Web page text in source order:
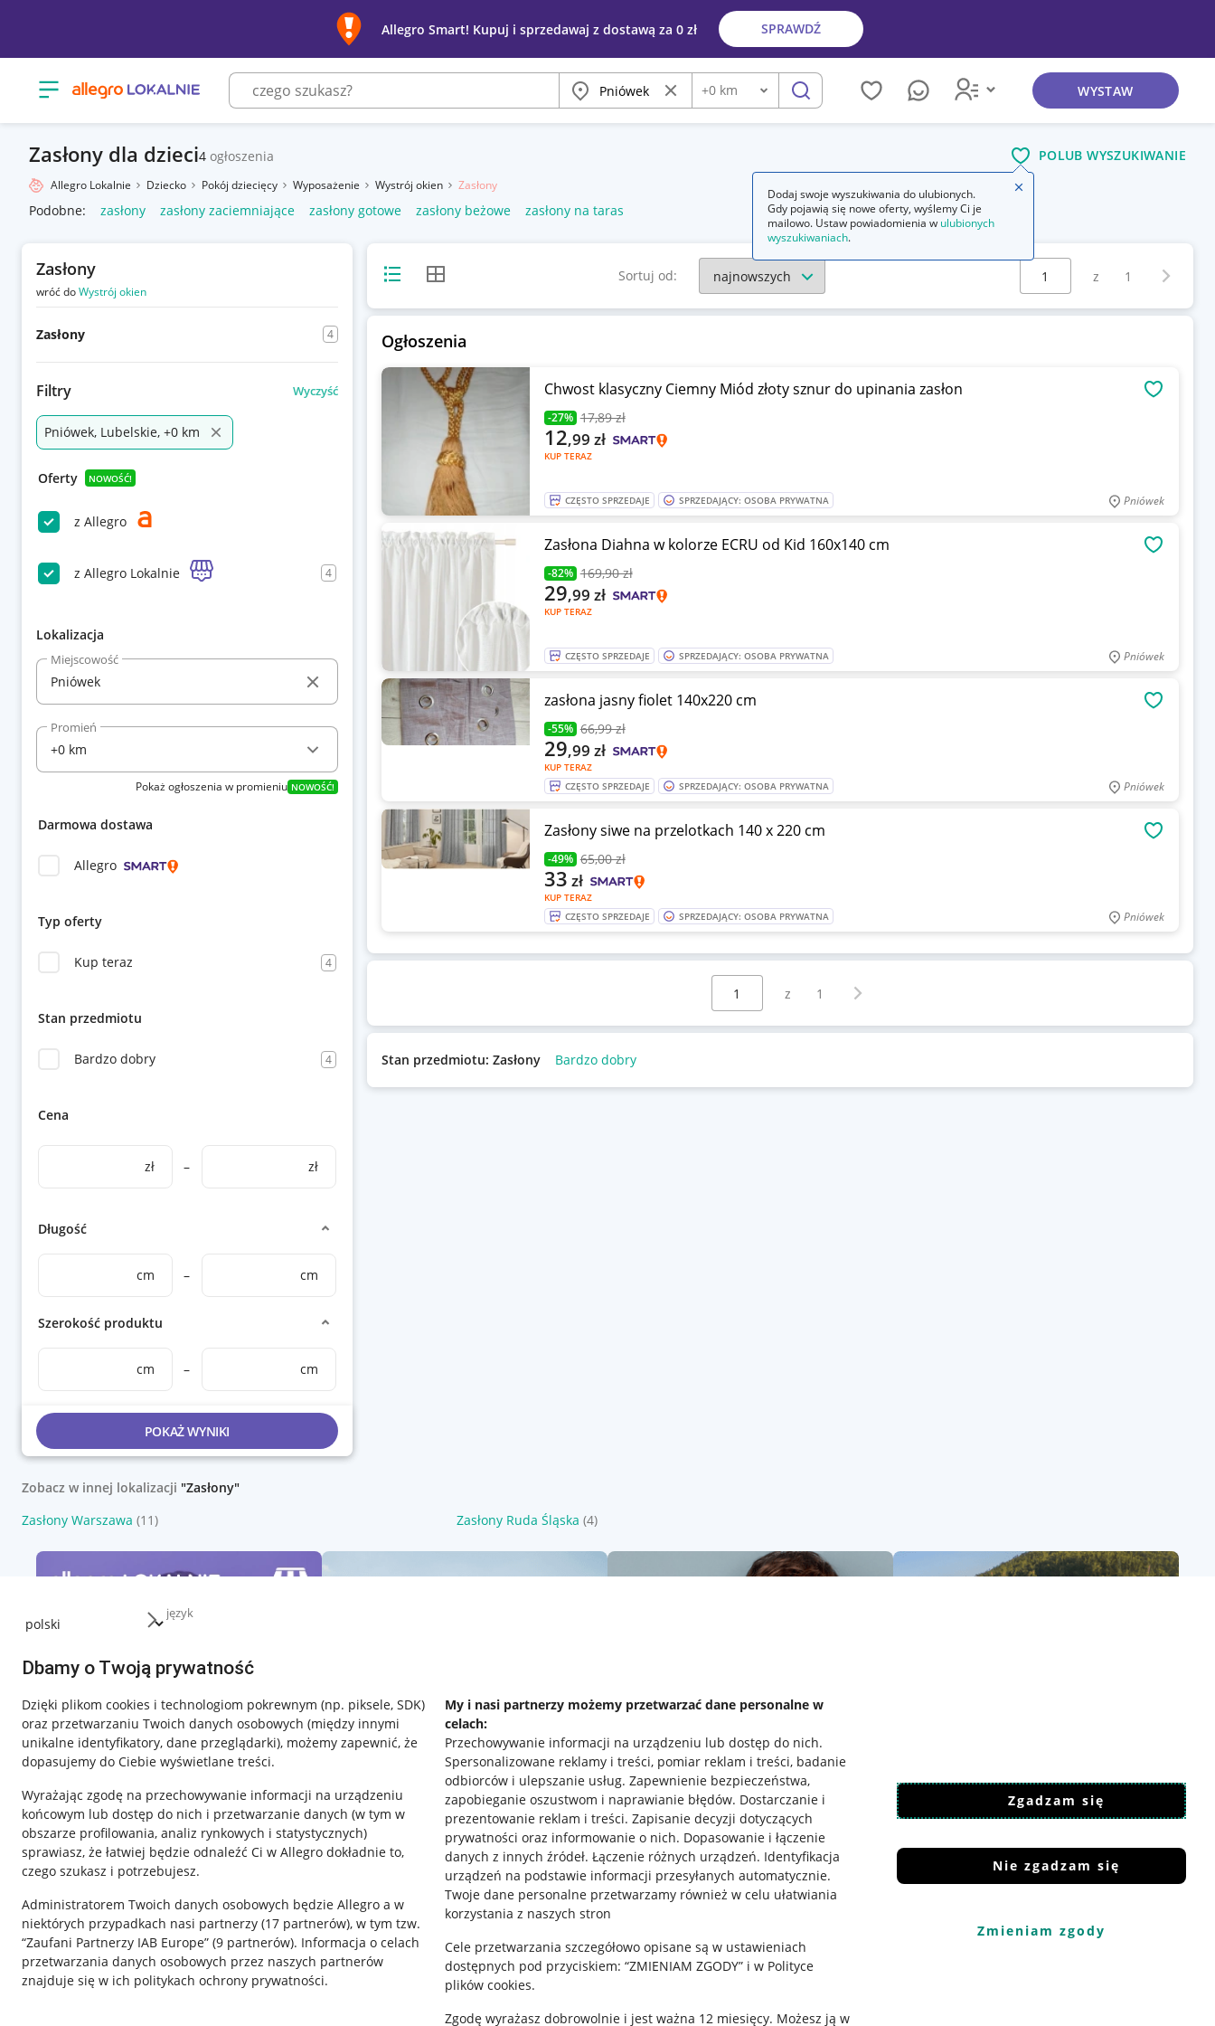
język
Dbamy o Twoją prywatność
Dzięki plikom cookies i technologiom pokrewnym (np. piksele, SDK)
oraz przetwarzaniu Twoich danych osobowych (między innymi
unikalne identyfikatory, dane przeglądarki), możemy zapewnić, że
dopasujemy do Ciebie wyświetlane treści.
Wyrażając zgodę na przechowywanie informacji na urządzeniu
końcowym lub dostęp do nich i przetwarzanie danych (w tym w
obszarze profilowania, analiz rynkowych i statystycznych)
sprawiasz, że łatwiej będzie odnaleźć Ci w Allegro dokładnie to,
czego szukasz i potrzebujesz.
Administratorem Twoich danych osobowych będzie Allegro a w
niektórych przypadkach nasi partnerzy (17 partnerów), w tym tzw.
“Zaufani Partnerzy IAB Europe” (9 partnerów). Informacja o celach
przetwarzania danych osobowych przez naszych partnerów
znajduje się w ich politykach ochrony prywatności.
My i nasi partnerzy możemy przetwarzać dane personalne w
celach:
Przechowywanie informacji na urządzeniu lub dostęp do nich.
Spersonalizowane reklamy i treści, pomiar reklam i treści, badanie
odbiorców i ulepszanie usług. Zapewnienie bezpieczeństwa,
zapobieganie oszustwom i naprawianie błędów. Dostarczanie i
prezentowanie reklam i treści. Zapisanie decyzji dotyczących
prywatności oraz informowanie o nich. Dopasowanie i łączenie
danych z innych źródeł. Łączenie różnych urządzeń. Identyfikacja
urządzeń na podstawie informacji przesyłanych automatycznie.
Twoje dane personalne przetwarzamy również w celu ułatwiania
korzystania z naszych stron
Cele przetwarzania szczegółowo opisane są w ustawieniach
dostępnych pod przyciskiem: “ZMIENIAM ZGODY” i w Polityce
plików cookies.
Zgodę wyrażasz dobrowolnie i jest ważna 12 miesięcy. Możesz ją w
Zgadzam się
Nie zgadzam się
Zmieniam zgody
Allegro Smart! Kupuj i sprzedawaj z dostawą za 0 zł SPRAWDŹ
Otwórz menu z kategoriami Miasto Wyczyść frazę
Odległość
+0 km szukaj WYSTAW
Zasłony dla dzieci4 ogłoszenia POLUB WYSZUKIWANIE
Allegro Lokalnie Dziecko Pokój dziecięcy Wyposażenie Wystrój okien Zasłony
Podobne: zasłony zasłony zaciemniające zasłony gotowe zasłony beżowe zasłony na taras
Zasłony
wróć doWystrój okien
Zasłony 4
Filtry Wyczyść
Pniówek, Lubelskie, +0 km
Oferty NOWOŚĆ!
z Allegro
z Allegro Lokalnie 4
Lokalizacja
Miejscowość
Promień
Pokaż ogłoszenia w promieniu NOWOŚĆ!
Darmowa dostawa
Allegro
Typ oferty
Kup teraz 4
Stan przedmiotu
Bardzo dobry 4
Cena
zł – zł
Długość
cm – cm
Szerokość produktu
cm – cm
POKAŻ WYNIKI
Widok listyWidok siatki Sortuj od:
Wybierz stronę:
z 1
Ogłoszenia
Chwost klasyczny Ciemny Miód złoty sznur do upinania zasłon
-27% 17,89 zł
KUP TERAZ
12,99 zł
CZĘSTO SPRZEDAJE SPRZEDAJĄCY: OSOBA PRYWATNA Pniówek
Zasłona Diahna w kolorze ECRU od Kid 160x140 cm
-82% 169,90 zł
KUP TERAZ
29,99 zł
CZĘSTO SPRZEDAJE SPRZEDAJĄCY: OSOBA PRYWATNA Pniówek
zasłona jasny fiolet 140x220 cm
-55% 66,99 zł
KUP TERAZ
29,99 zł
CZĘSTO SPRZEDAJE SPRZEDAJĄCY: OSOBA PRYWATNA Pniówek
Zasłony siwe na przelotkach 140 x 220 cm
-49% 65,00 zł
KUP TERAZ
33 zł
CZĘSTO SPRZEDAJE SPRZEDAJĄCY: OSOBA PRYWATNA Pniówek
Wybierz stronę:
z 1 Następna strona
Stan przedmiotu: Zasłony Bardzo dobry
Zobacz w innej lokalizacji "Zasłony"
Zasłony Warszawa (11) Zasłony Ruda Śląska (4)
Przydatne informacje
Jak to działa
Napisz do nas
Allegro Gadane dla sprzedających
Regulamin
Polityka plików "cookies"
Ustawienia plików "cookies"
Udostępnianie lokalizacji
Pobierz aplikację
Dodaj swoje wyszukiwania do ulubionych.
Gdy pojawią się nowe oferty, wyślemy Ci je
mailowo. Ustaw powiadomienia w ulubionych
wyszukiwaniach.
Zamknij wskazówkę